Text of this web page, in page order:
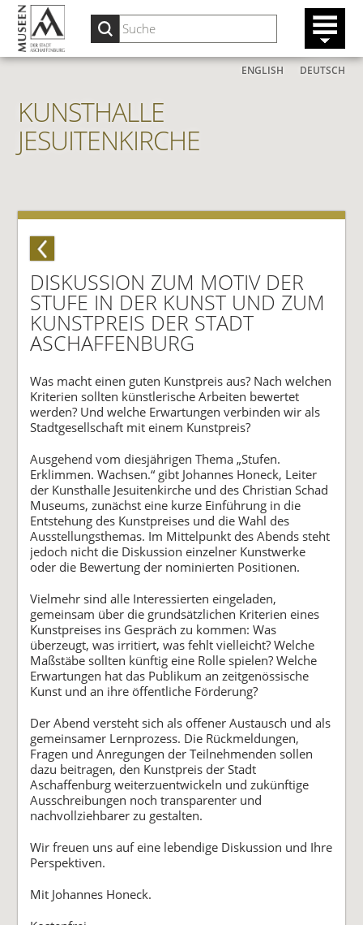
KUNSTHALLE
JESUITENKIRCHE
DEUTSCH
ENGLISH
DISKUSSION ZUM MOTIV DER
STUFE IN DER KUNST UND ZUM
KUNSTPREIS DER STADT
ASCHAFFENBURG
Was macht einen guten Kunstpreis aus? Nach welchen
Kriterien sollten künstlerische Arbeiten bewertet
werden? Und welche Erwartungen verbinden wir als
Stadtgesellschaft mit einem Kunstpreis?
Ausgehend vom diesjährigen Thema „Stufen.
Erklimmen. Wachsen.“ gibt Johannes Honeck, Leiter
der Kunsthalle Jesuitenkirche und des Christian Schad
Museums, zunächst eine kurze Einführung in die
Entstehung des Kunstpreises und die Wahl des
Ausstellungsthemas. Im Mittelpunkt des Abends steht
jedoch nicht die Diskussion einzelner Kunstwerke
oder die Bewertung der nominierten Positionen.
Vielmehr sind alle Interessierten eingeladen,
gemeinsam über die grundsätzlichen Kriterien eines
Kunstpreises ins Gespräch zu kommen: Was
überzeugt, was irritiert, was fehlt vielleicht? Welche
Maßstäbe sollten künftig eine Rolle spielen? Welche
Erwartungen hat das Publikum an zeitgenössische
Kunst und an ihre öffentliche Förderung?
Der Abend versteht sich als offener Austausch und als
gemeinsamer Lernprozess. Die Rückmeldungen,
Fragen und Anregungen der Teilnehmenden sollen
dazu beitragen, den Kunstpreis der Stadt
Aschaffenburg weiterzuentwickeln und zukünftige
Ausschreibungen noch transparenter und
nachvollziehbarer zu gestalten.
Wir freuen uns auf eine lebendige Diskussion und Ihre
Perspektiven.
Mit Johannes Honeck.